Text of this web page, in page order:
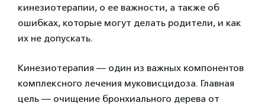
кинезиотерапии, о ее важности, а также об
ошибках, которые могут делать родители, и как
их не допускать.
Кинезиотерапия — один из важных компонентов
комплексного лечения муковисцидоза. Главная
цель — очищение бронхиального дерева от